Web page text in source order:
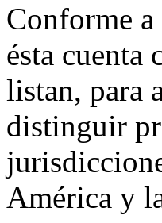
Conforme
ésta cuenta
listan, para
distinguir
América y